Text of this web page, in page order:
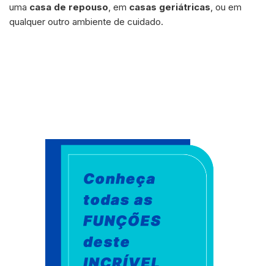
uma casa de repouso , em casas geriátricas , ou em
qualquer outro ambiente de cuidado.